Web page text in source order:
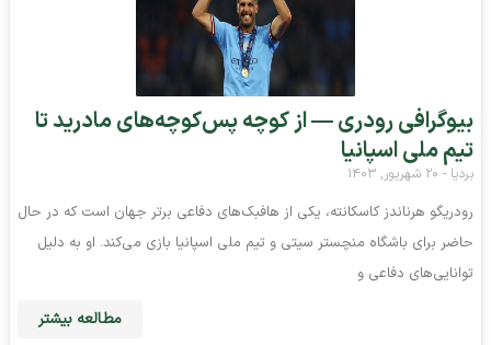
بیوگرافی رودری — از کوچه پس‌کوچه‌های مادرید تا
تیم ملی اسپانیا
بردیا
رودریگو هرناندز کاسکانته، یکی از هافبک‌های دفاعی برتر جهان است که در حال
حاضر برای باشگاه منچستر سیتی و تیم ملی اسپانیا بازی می‌کند. او به دلیل
توانایی‌های دفاعی و
مطالعه بیشتر